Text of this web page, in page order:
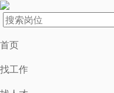
首页
找工作